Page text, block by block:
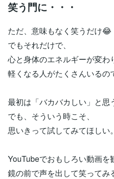
笑う門に・・・
ただ、意味もなく笑うだけ😂
でもそれだけで、
心と身体のエネルギーが変わ
軽くなる人がたくさんいるの
最初は「バカバカしい」と思
でも、そういう時こそ、
思いきって試してみてほしい。
YouTubeでおもしろい動画を
鏡の前で声を出して笑ってみ